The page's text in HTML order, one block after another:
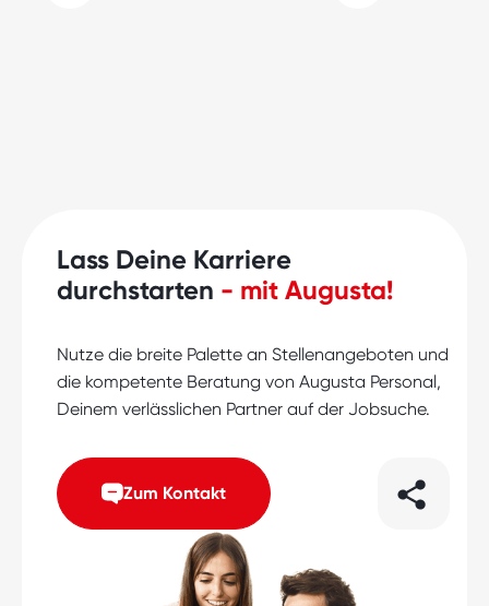
Lass Deine Karriere
durchstarten - mit Augusta!
Nutze die breite Palette an Stellenangeboten und
die kompetente Beratung von Augusta Personal,
Deinem verlässlichen Partner auf der Jobsuche.
Zum Kontakt